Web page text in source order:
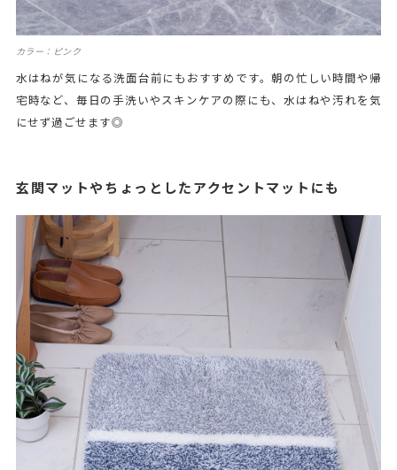
カラー：ピンク
水はねが気になる洗面台前にもおすすめです。朝の忙しい時間や帰
宅時など、毎日の手洗いやスキンケアの際にも、水はねや汚れを気
にせず過ごせます◎
玄関マットやちょっとしたアクセントマットにも